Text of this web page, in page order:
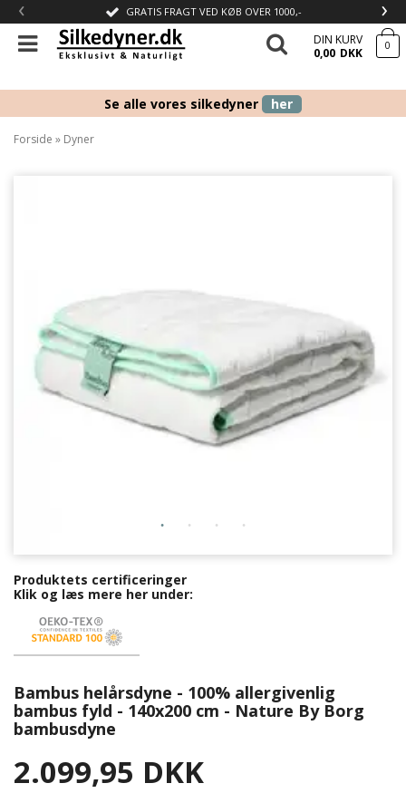
GRATIS FRAGT VED KØB OVER 1000,-
‹ ›
DIN KURV
0,00 DKK 0
Se alle vores silkedyner her
Forside » Dyner
Produktets certificeringer
Klik og læs mere her under:
Bambus helårsdyne - 100% allergivenlig
bambus fyld - 140x200 cm - Nature By Borg
bambusdyne
2.099,95 DKK